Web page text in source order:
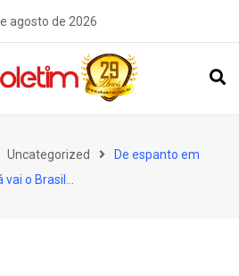
agosto de 2026
Uncategorized
De espanto em
o Brasil…